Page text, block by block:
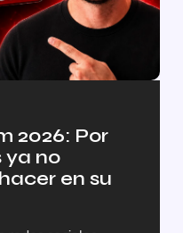
2026: Por
ya no
en su